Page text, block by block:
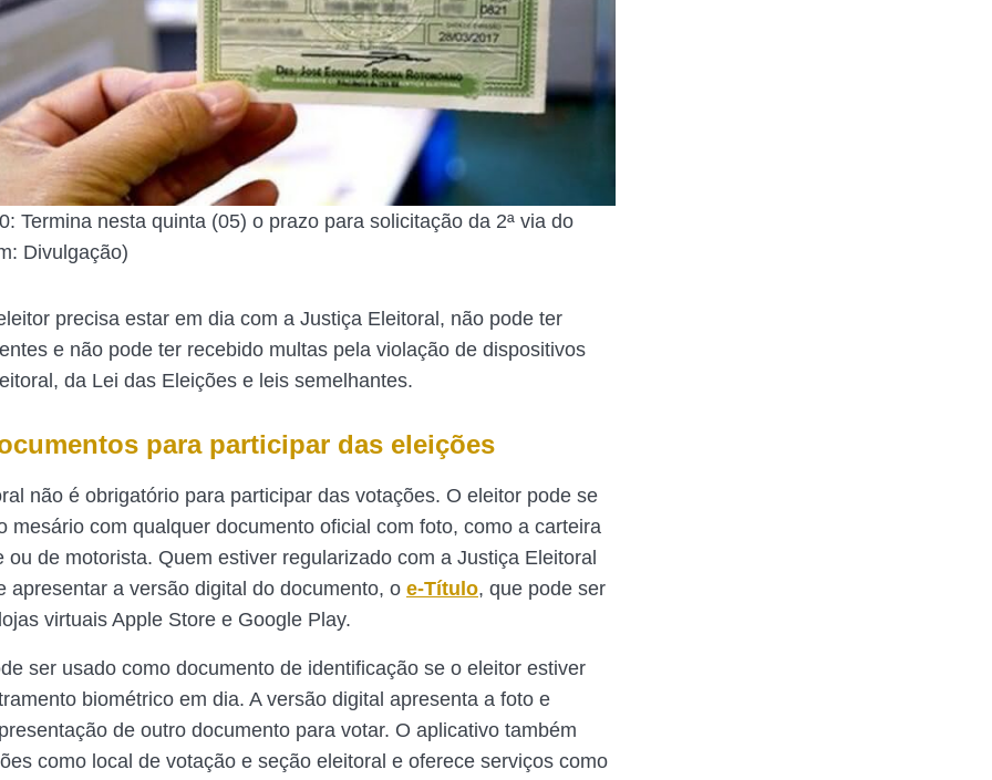
Termina nesta quinta (05) o prazo para solicitação da 2ª via do
Divulgação)
precisa estar em dia com a Justiça Eleitoral, não pode ter
e não pode ter recebido multas pela violação de dispositivos
da Lei das Eleições e leis semelhantes.
para participar das eleições
não é obrigatório para participar das votações. O eleitor pode se
mesário com qualquer documento oficial com foto, como a carteira
ou de motorista. Quem estiver regularizado com a Justiça Eleitoral
apresentar a versão digital do documento, o e-Título, que pode ser
virtuais Apple Store e Google Play.
ser usado como documento de identificação se o eleitor estiver
biométrico em dia. A versão digital apresenta a foto e
de outro documento para votar. O aplicativo também
como local de votação e seção eleitoral e oferece serviços como